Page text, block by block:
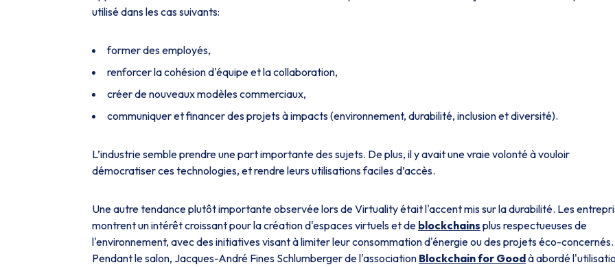
utilisé dans les cas suivants:
former des employés,
renforcer la cohésion d'équipe et la collaboration,
créer de nouveaux modèles commerciaux,
communiquer et financer des projets à impacts (environnement, durabilité, inclusion et diversité).
L’industrie semble prendre une part importante des sujets. De plus, il y avait une vraie volonté à vouloir
démocratiser ces technologies, et rendre leurs utilisations faciles d’accès.
Une autre tendance plutôt importante observée lors de Virtuality était l'accent mis sur la durabilité. Les
montrent un intérêt croissant pour la création d'espaces virtuels et de blockchains plus respectueuses de
l'environnement, avec des initiatives visant à limiter leur consommation d'énergie ou des projets éco-concernés.
Pendant le salon, Jacques-André Fines Schlumberger de l'association Blockchain for Goodà abordé